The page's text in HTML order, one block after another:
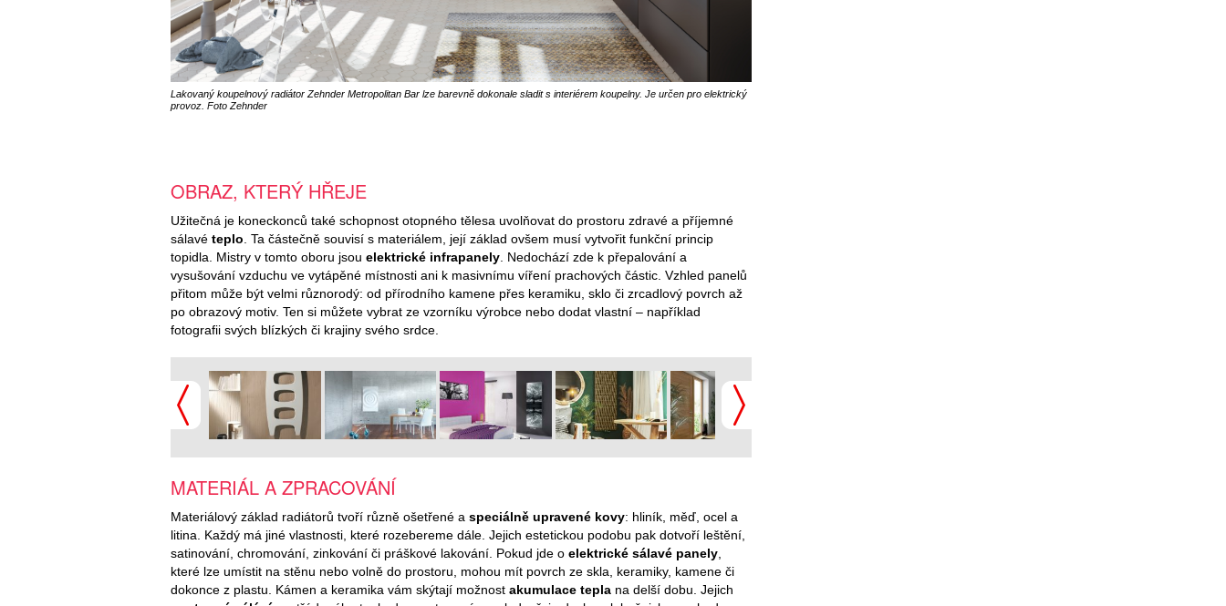
Lakovaný koupelnový radiátor Zehnder Metropolitan Bar lze barevně dokonale sladit s interiérem koupelny. Je určen pro elektrický
provoz. Foto Zehnder
OBRAZ, KTERÝ HŘEJE
Užitečná je koneckonců také schopnost otopného tělesa uvolňovat do prostoru zdravé a příjemné
sálavé teplo . Ta částečně souvisí s materiálem, její základ ovšem musí vytvořit funkční princip
topidla. Mistry v tomto oboru jsou elektrické infrapanely . Nedochází zde k přepalování a
vysušování vzduchu ve vytápěné místnosti ani k masivnímu víření prachových částic. Vzhled panelů
přitom může být velmi různorodý: od přírodního kamene přes keramiku, sklo či zrcadlový povrch až
po obrazový motiv. Ten si můžete vybrat ze vzorníku výrobce nebo dodat vlastní – například
fotografii svých blízkých či krajiny svého srdce.
MATERIÁL A ZPRACOVÁNÍ
Materiálový základ radiátorů tvoří různě ošetřené a speciálně upravené kovy: hliník, měď, ocel a
litina. Každý má jiné vlastnosti, které rozebereme dále. Jejich estetickou podobu pak dotvoří leštění,
satinování, chromování, zinkování či práškové lakování. Pokud jde o elektrické sálavé panely
které lze umístit na stěnu nebo volně do prostoru, mohou mít povrch ze skla, keramiky, kamene či
dokonce z plastu. Kámen a keramika vám skýtají možnost akumulace tepla na delší dobu. Jejich